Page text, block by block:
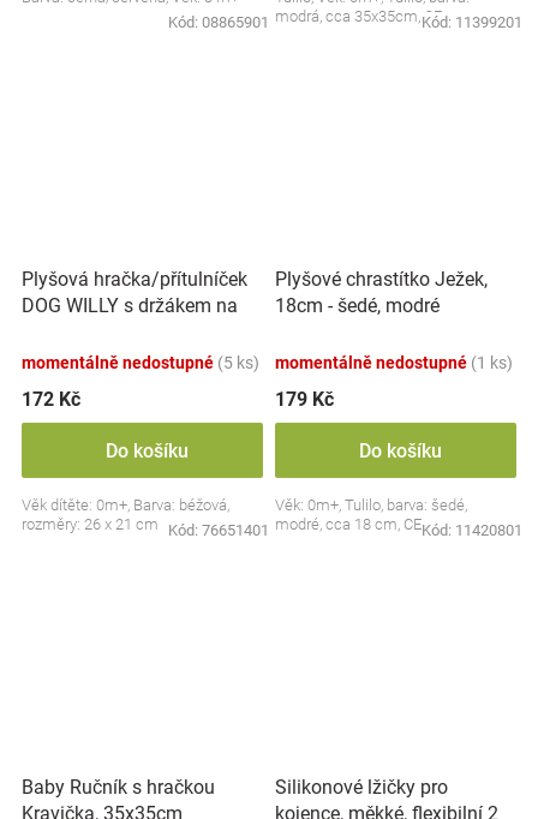
Kód: 08865901 modrá, cca 35x35cm, CE
Kód: 11399201
Plyšová hračka/přítulníček
DOG WILLY s držákem na
momentálně nedostupné (5 ks)
172 Kč
Do košíku
Věk dítěte: 0m+, Barva: béžová,
rozměry: 26 x 21 cm
Kód: 76651401
Plyšové chrastítko Ježek,
18cm - šedé, modré
momentálně nedostupné (1 ks)
179 Kč
Do košíku
Věk: 0m+, Tulilo, barva: šedé,
modré, cca 18 cm, CEKód: 11420801
Baby Ručník s hračkou
Kravička, 35x35cm
Silikonové lžičky pro
kojence, měkké, flexibilní 2